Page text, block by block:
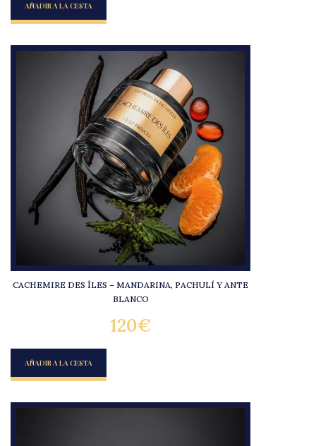
AÑADIR A LA CESTA
CACHEMIRE DES ÎLES – MANDARINA, PACHULÍ Y ANTE
BLANCO
120€
AÑADIR A LA CESTA